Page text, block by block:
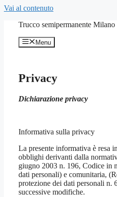
Vai al contenuto
Trucco semipermanente Milano
Menu
Privacy
Dichiarazione privacy
Informativa sulla privacy
La presente informativa è resa
obblighi derivanti dalla
giugno 2003 n. 196, Codice in
dati personali) e comunitaria,
protezione dei dati personali n.
successive modifiche.